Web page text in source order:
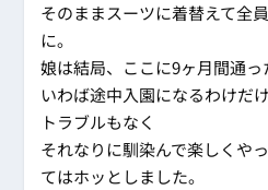
そのままスーツに着替えて全
に。
娘は結局、ここに9ヶ月間通っ
いわば途中入園になるわけだ
トラブルもなく
それなりに馴染んで楽しくや
てはホッとしました。